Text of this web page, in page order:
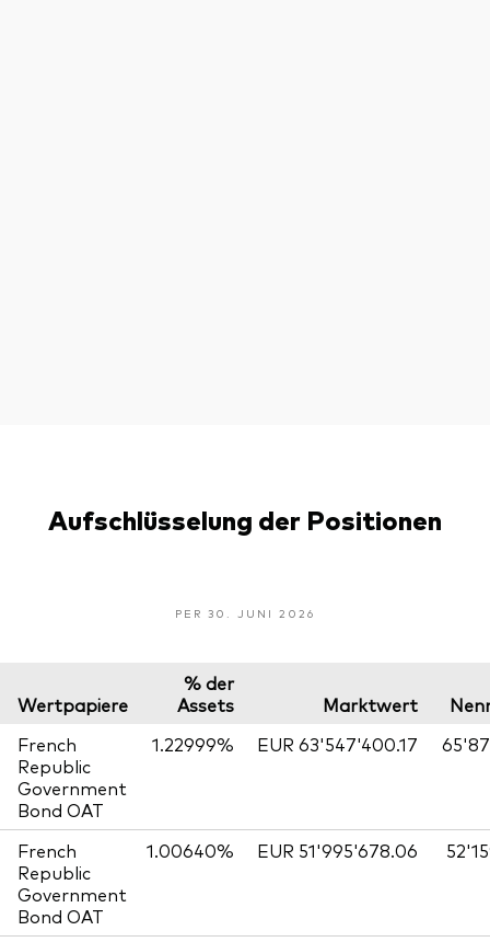
Aufschlüsselung der Positionen
PER 30. JUNI 2026
Wertpapiere
% der
Assets
Marktwert
French
Republic
Government
Bond OAT
1.22999% EUR 63'547'400.17
French
Republic
Government
Bond OAT
1.00640% EUR 51'995'678.06